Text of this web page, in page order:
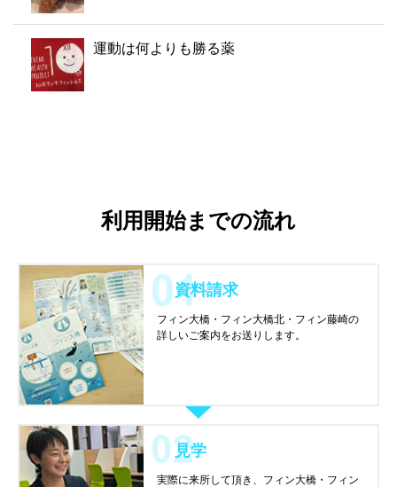
運動は何よりも勝る薬
利用開始までの流れ
資料請求
フィン大橋・フィン大橋北・フィン藤崎の
詳しいご案内をお送りします。
見学
実際に来所して頂き、フィン大橋・フィン